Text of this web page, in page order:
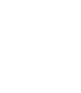
预约）
心（需提前预约）
心（需提前预约）